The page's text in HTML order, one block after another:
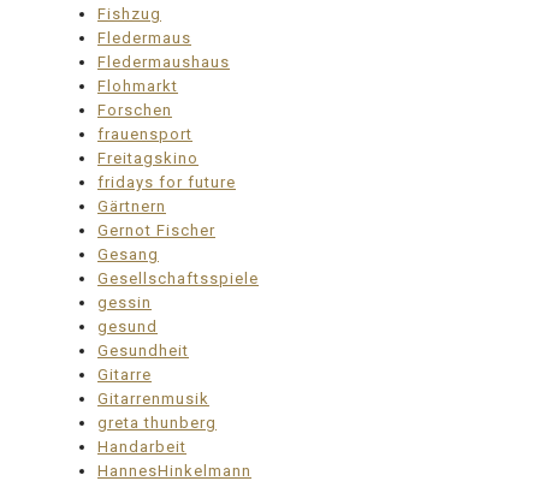
Fishzug
Fledermaus
Fledermaushaus
Flohmarkt
Forschen
frauensport
Freitagskino
fridays for future
Gärtnern
Gernot Fischer
Gesang
Gesellschaftsspiele
gessin
gesund
Gesundheit
Gitarre
Gitarrenmusik
greta thunberg
Handarbeit
HannesHinkelmann